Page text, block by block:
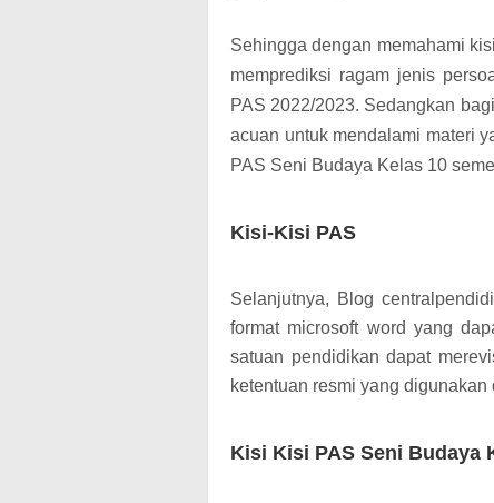
Sehingga dengan memahami
memprediksi ragam jenis
PAS 2022/2023. Sedangkan
acuan untuk mendalami materi
PAS Seni Budaya Kelas 10
Kisi-Kisi PAS
Selanjutnya, Blog
format microsoft word yang
satuan pendidikan dapat
ketentuan resmi yang
Kisi Kisi PAS Seni Budaya